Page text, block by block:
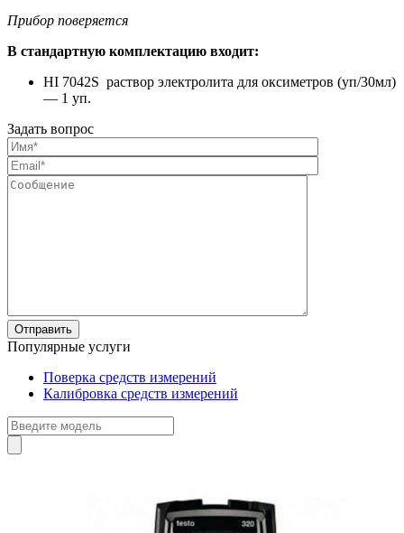
Прибор поверяется
В стандартную комплектацию входит:
HI 7042S раствор электролита для оксиметров (уп/30мл)
— 1 уп.
Задать вопрос
Популярные услуги
Поверка средств измерений
Калибровка средств измерений